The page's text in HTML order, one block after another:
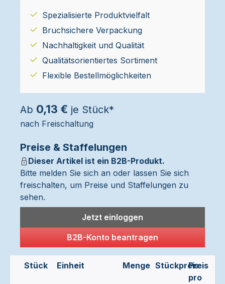
Spezialisierte Produktvielfalt
Bruchsichere Verpackung
Nachhaltigkeit und Qualität
Qualitätsorientiertes Sortiment
Flexible Bestellmöglichkeiten
Ab 0,13 € je Stück*
nach Freischaltung
Preise & Staffelungen
Dieser Artikel ist ein B2B-Produkt.
Bitte melden Sie sich an oder lassen Sie sich
freischalten, um Preise und Staffelungen zu
sehen.
Jetzt einloggen
B2B-Konto beantragen
Stück Einheit Menge StückpreisPreis
pro